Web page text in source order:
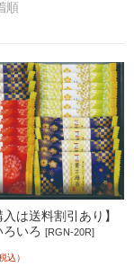
順
入は送料割引あり】
ろいろ [RGN-20R]
込）